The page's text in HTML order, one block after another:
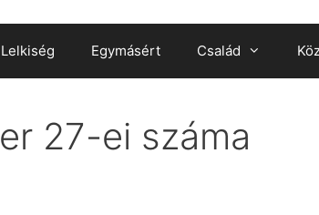
Lelkiség Egymásért Család
27-ei száma